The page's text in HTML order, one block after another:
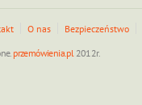
O nas Bezpieczeństwo
przemówienia.pl2012r.